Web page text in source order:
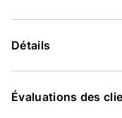
Détails
Évaluations des